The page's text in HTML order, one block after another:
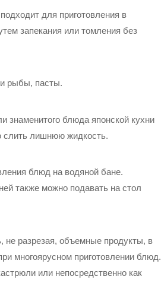
для приготовления в
запекания или томления без
рыбы, пасты.
знаменитого блюда японской кухни
слить лишнюю жидкость.
блюд на водяной бане.
также можно подавать на стол
не разрезая, объемные продукты, в
многоярусном приготовлении блюд.
или непосредственно как